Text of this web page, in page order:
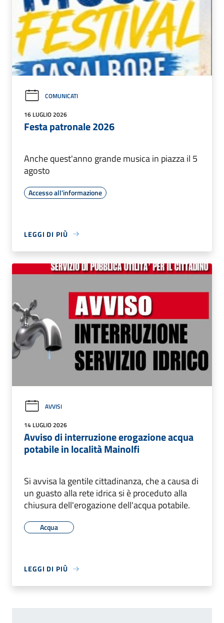
COMUNICATI
16 LUGLIO 2026
Festa patronale 2026
Anche quest'anno grande musica in piazza il 5
agosto
Accesso all'informazione
LEGGI DI PIÙ
AVVISI
14 LUGLIO 2026
Avviso di interruzione erogazione acqua
potabile in località Mainolfi
Si avvisa la gentile cittadinanza, che a causa di
un guasto alla rete idrica si è proceduto alla
chiusura dell'erogazione dell'acqua potabile.
Acqua
LEGGI DI PIÙ